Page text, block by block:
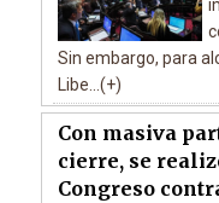
Sin embargo, para
Libe...(+)
Con masiva
cierre, se
Congreso